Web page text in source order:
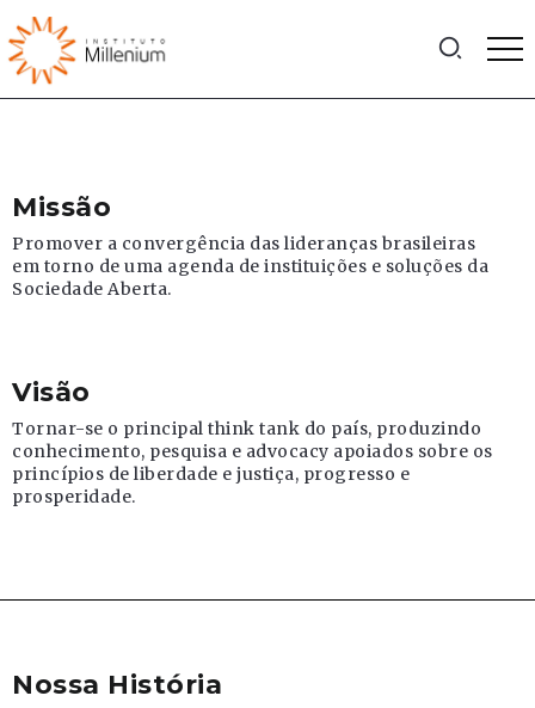
Missão
Promover a convergência das lideranças brasileiras
em torno de uma agenda de instituições e soluções da
Sociedade Aberta.
Visão
Tornar-se o principal think tank do país, produzindo
conhecimento, pesquisa e advocacy apoiados sobre os
princípios de liberdade e justiça, progresso e
prosperidade.
Nossa História